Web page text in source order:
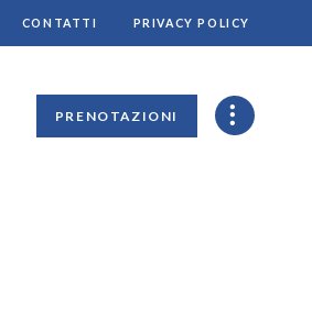
CONTATTI PRIVACY POLICY
PRENOTAZIONI